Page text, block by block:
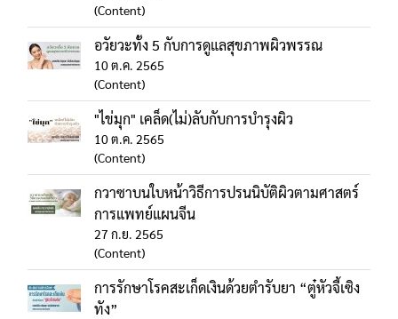
(Content)
อวัยวะทั้ง 5 กับการดูแลสุขภาพผิวพรรณ
10 ต.ค. 2565
(Content)
"ไข่มุก" เคล็ด(ไม่)ลับกับการบำรุงผิว
10 ต.ค. 2565
(Content)
กวาซาบนใบหน้าวิธีการปรนนิบัติผิวตามศาสตร์
การแพทย์แผนจีน
27 ก.ย. 2565
(Content)
การรักษาโรคสะเก็ดเงินด้วยตำรับยา “ตู๋หัวจี้เซิง
ทัง”